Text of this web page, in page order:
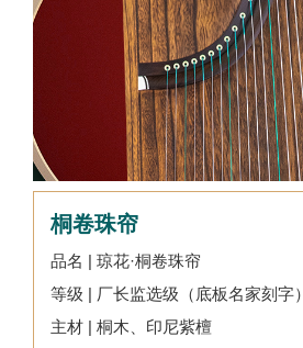
桐卷珠帘
品名 | 琼花·桐卷珠帘
等级 | 厂长监选级（底板名家刻字）
主材 | 桐木、印尼紫檀